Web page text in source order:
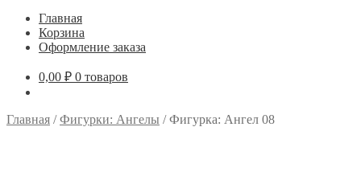
Главная
Корзина
Оформление заказа
0,00 ₽ 0 товаров
Главная /Фигурки: Ангелы /Фигурка: Ангел 08